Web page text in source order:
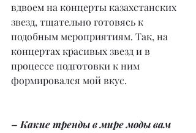
вдвоем на концерты казахстанских
звезд, тщательно готовясь к
подобным мероприятиям. Так, на
концертах красивых звезд и в
процессе подготовки к ним
формировался мой вкус.
– Какие тренды в мире моды вам